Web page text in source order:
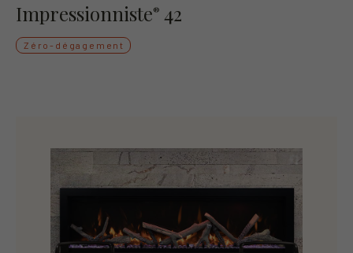
Impressionniste® 42
Zéro-dégagement